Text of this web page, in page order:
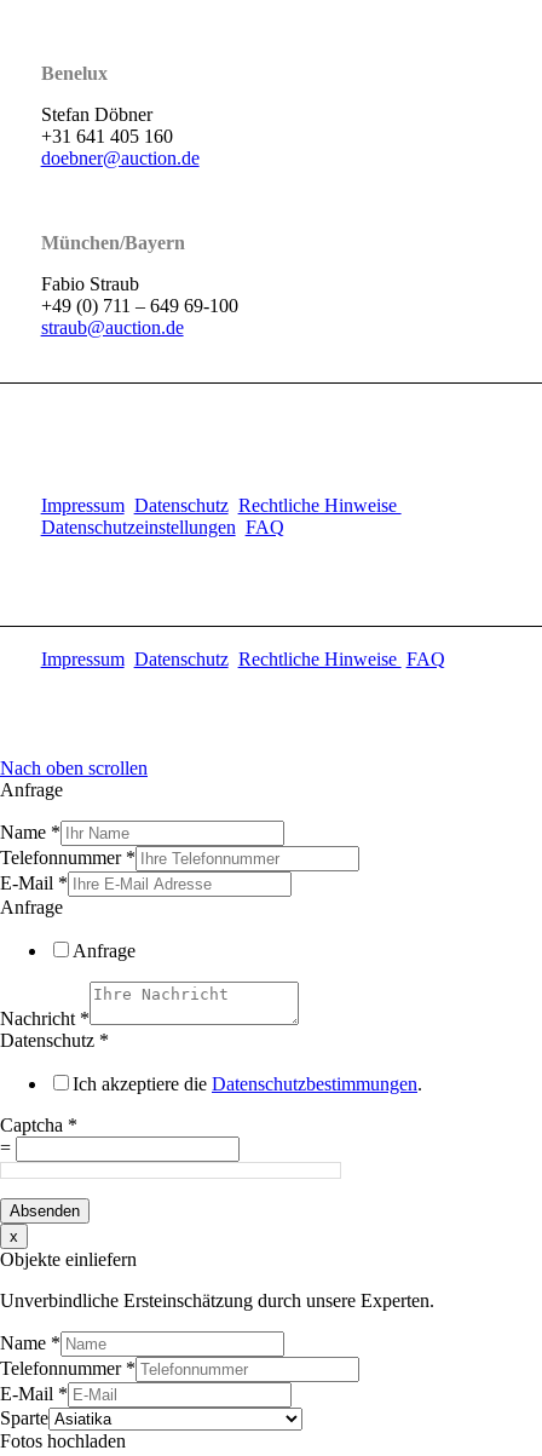
Benelux
Stefan Döbner
+31 641 405 160
doebner@auction.de
München/Bayern
Fabio Straub
+49 (0) 711 – 649 69-100
straub@auction.de
Impressum Datenschutz Rechtliche Hinweise
Datenschutzeinstellungen FAQ
Impressum Datenschutz Rechtliche Hinweise FAQ
Nach oben scrollen
Anfrage
Name *
Telefonnummer *
E-Mail *
Anfrage
Anfrage
Nachricht *
Datenschutz *
Ich akzeptiere die Datenschutzbestimmungen.
Captcha *
=
Absenden
x
Objekte einliefern
Unverbindliche Ersteinschätzung durch unsere Experten.
Name *
Telefonnummer *
E-Mail *
Sparte
Fotos hochladen